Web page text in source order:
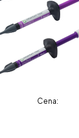
Cena: